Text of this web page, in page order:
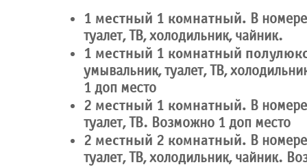
1 местный 1 комнатный. В
туалет, ТВ, холодильник, чайник.
1 местный 1 комнатный
умывальник, туалет, ТВ,
1 доп место
2 местный 1 комнатный. В
туалет, ТВ. Возможно 1 доп место
2 местный 2 комнатный. В
туалет, ТВ, холодильник, чайник.